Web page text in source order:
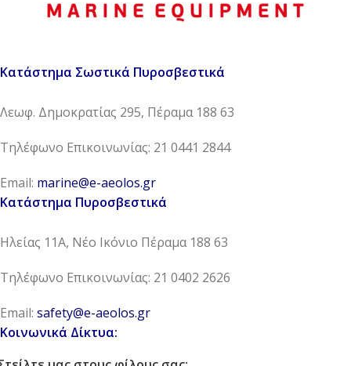
Κατάστημα Σωστικά Πυροσβεστικά
Λεωφ. Δημοκρατίας 295, Πέραμα 188 63
Τηλέφωνο Επικοινωνίας: 21 0441 2844
Email: marine@e-aeolos.gr
Κατάστημα Πυροσβεστικά
Ηλείας 11Α, Νέο Ικόνιο Πέραμα 188 63
Τηλέφωνο Επικοινωνίας: 21 0402 2626
Email: safety@e-aeolos.gr
Κοινωνικά Δίκτυα: